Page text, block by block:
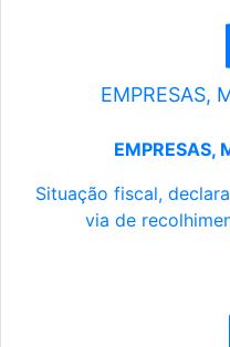
EMPRESAS,
EMPRESAS,
Situação fiscal,
via de